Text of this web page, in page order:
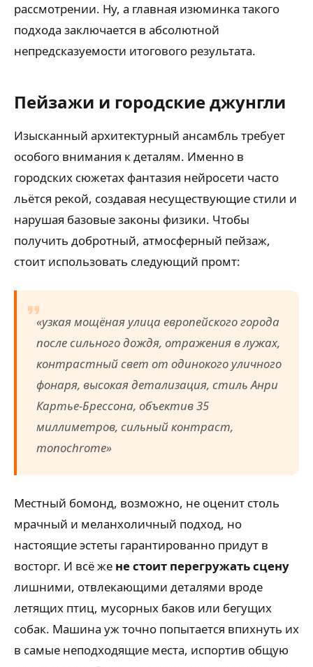
рассмотрении. Ну, а главная изюминка такого
подхода заключается в абсолютной
непредсказуемости итогового результата.
Пейзажи и городские джунгли
Изысканный архитектурный ансамбль требует
особого внимания к деталям. Именно в
городских сюжетах фантазия нейросети часто
льётся рекой, создавая несуществующие стили и
нарушая базовые законы физики. Чтобы
получить добротный, атмосферный пейзаж,
стоит использовать следующий промт:
«узкая мощёная улица европейского города
после сильного дождя, отражения в лужах,
контрастный свет от одинокого уличного
фонаря, высокая детализация, стиль Анри
Картье-Брессона, объектив 35
миллиметров, сильный контраст,
monochrome»
Местный бомонд, возможно, не оценит столь
мрачный и меланхоличный подход, но
настоящие эстеты гарантированно придут в
восторг. И всё же не стоит перегружать сцену
лишними, отвлекающими деталями вроде
летящих птиц, мусорных баков или бегущих
собак. Машина уж точно попытается впихнуть их
в самые неподходящие места, испортив общую